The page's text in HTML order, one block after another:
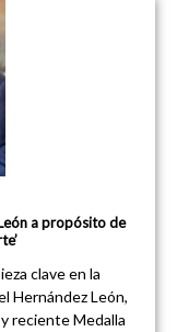
a propósito de
clave en la
Hernández León,
reciente Medalla